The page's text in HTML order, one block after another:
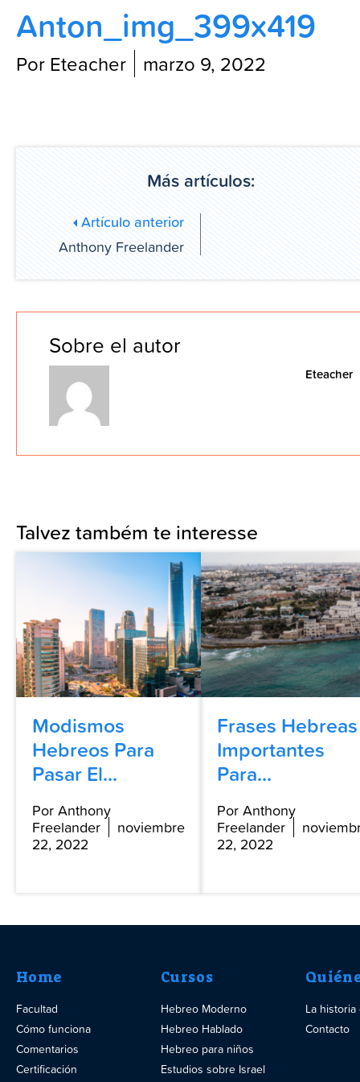
Blog
Anton_img_399x419
Por Eteacher marzo 9, 2022
Más artículos:
Artículo anterior
Anthony Freelander
Sobre el autor
Eteacher
Talvez também te interesse
Modismos
Hebreos Para
Pasar El...
Por Anthony
Freelander
noviembre
22, 2022
Frases Hebreas
Importantes
Para...
Por Anthony
Freelander
22, 2022
Home
Facultad
Cómo funciona
Comentarios
Certificación
Cursos
Hebreo Moderno
Hebreo Hablado
Hebreo para niños
Estudios sobre Israel
La
Contacto